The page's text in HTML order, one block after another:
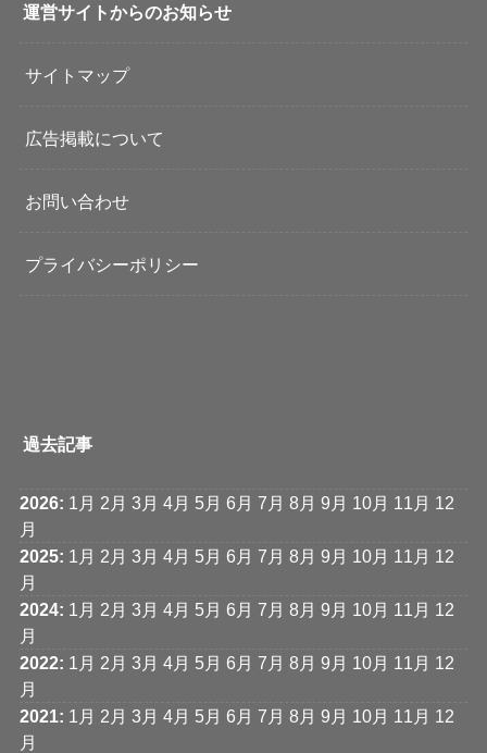
運営サイトからのお知らせ
サイトマップ
広告掲載について
お問い合わせ
プライバシーポリシー
過去記事
2026: 1月 2月 3月 4月 5月 6月 7月 8月 9月 10月 11月 12
月
2025: 1月 2月 3月 4月 5月 6月 7月 8月 9月 10月 11月 12
月
2024: 1月 2月 3月 4月 5月 6月 7月 8月 9月 10月 11月 12
月
2022: 1月 2月 3月 4月 5月 6月 7月 8月 9月 10月 11月 12
月
2021 : 1月 2月 3月 4月 5月 6月 7月 8月 9月 10月 11月 12
月